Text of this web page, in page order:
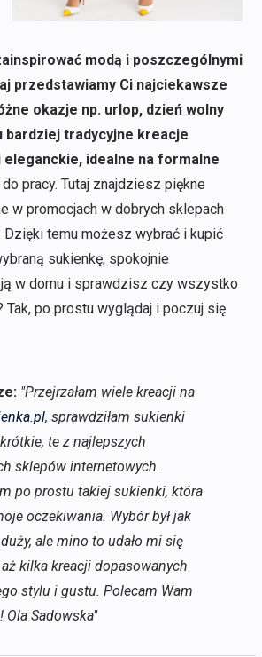
modą i poszczególnymi
przedstawiamy Ci najciekawsze
okazje np. urlop, dzień wolny
bardziej tradycyjne kreacje
idealne na formalne
do pracy. Tutaj znajdziesz piękne
w promocjach w dobrych sklepach
Dzięki temu możesz wybrać i kupić
sukienkę, spokojnie
w domu i sprawdzisz czy wszystko
Tak, po prostu wyglądaj i poczuj się
"Przejrzałam wiele kreacji na
, sprawdziłam sukienki
te z najlepszych
sklepów internetowych.
po prostu takiej sukienki, która
oczekiwania. Wybór był jak
ale mino to udało mi się
kilka kreacji dopasowanych
stylu i gustu. Polecam Wam
Ola Sadowska"